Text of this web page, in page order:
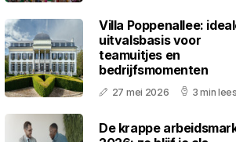
Villa Poppenallee:
uitvalsbasis voor
teamuitjes en
bedrijfsmomenten
27 mei 2026 3 min
De krappe